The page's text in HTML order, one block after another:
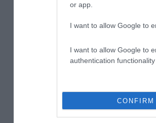
or app.
I want to allow Google to
I want to allow Google to
authentication
CONFIRM